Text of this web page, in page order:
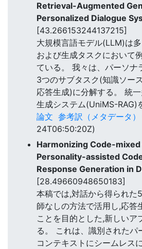
Retrieval-Augmented
Personalized Dialogue
[43.266153244137215]
大規模言語モデル(LLM)は
および生成タスクにおいて
ている。 我々は、パーソナ
3つのサブタスク(知識ソー
応答生成)に分解する。 統
生成システム(UniMS-RAG)
論文 参考訳（メタデータ）
24T06:50:20Z)
Harmonizing Code-
Personality-assisted
Response Generation in
[28.49660948650183]
本稿では,対話から得られた
師なしの方法で活用し,応答
ことを目的とした,新しいア
る。 これは、識別されたパ
コンテキストにシームレス